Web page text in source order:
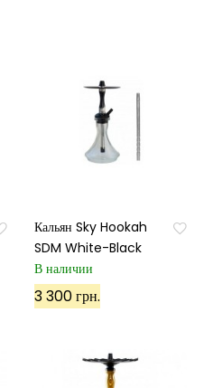
Кальян Sky Hookah
SDM White-Black
В наличии
3 300 грн.